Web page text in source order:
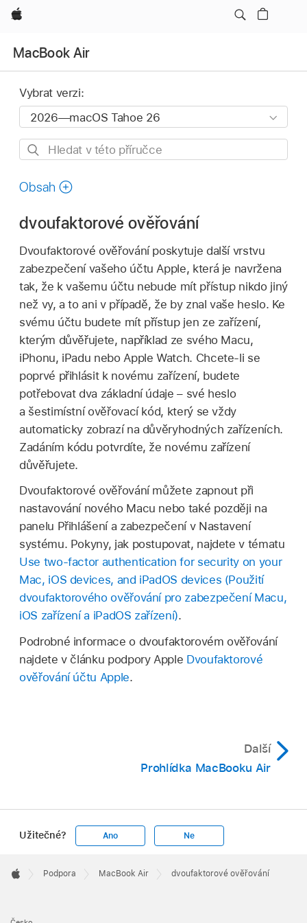
Apple
MacBook Air
Vybrat verzi:
Hledat
příručce
Obsah
dvoufaktorové ověřování
Dvoufaktorové ověřování poskytuje další vrstvu
zabezpečení vašeho účtu Apple, která je navržena
tak, že k vašemu účtu nebude mít přístup nikdo jiný
než vy, a to ani v případě, že by znal vaše heslo. Ke
svému účtu budete mít přístup jen ze zařízení,
kterým důvěřujete, například ze svého Macu,
iPhonu, iPadu nebo Apple Watch. Chcete‑li se
poprvé přihlásit k novému zařízení, budete
potřebovat dva základní údaje – své heslo
a šestimístní ověřovací kód, který se vždy
automaticky zobrazí na důvěryhodných zařízeních.
Zadáním kódu potvrdíte, že novému zařízení
důvěřujete.
Dvoufaktorové ověřování můžete zapnout při
nastavování nového Macu nebo také později na
panelu Přihlášení a zabezpečení v Nastavení
systému. Pokyny, jak postupovat, najdete v tématu
Use two-factor authentication for security on your
Mac, iOS devices, and iPadOS devices (Použití
dvoufaktorového ověřování pro zabezpečení Macu,
iOS zařízení a iPadOS zařízení).
Podrobné informace o dvoufaktorovém ověřování
najdete v článku podpory Apple Dvoufaktorové
ověřování účtu Apple.
Další
Prohlídka MacBooku Air
Užitečné? Ano Ne
Footer

Podpora MacBook Air dvoufaktorové ověřování